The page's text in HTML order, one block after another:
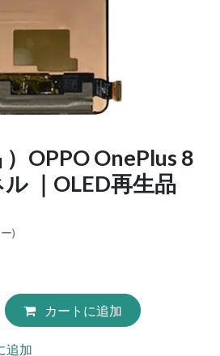
）OPPO OnePlus 8
｜OLED再生品
)
カートに追加
追加